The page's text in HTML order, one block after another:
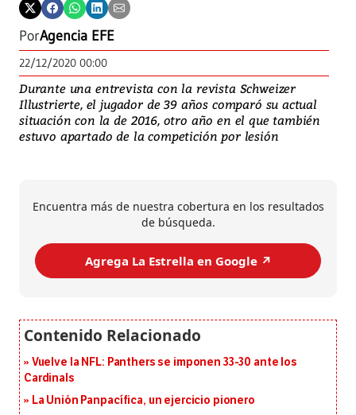
PorAgencia EFE
22/12/2020 00:00
Durante una entrevista con la revista Schweizer
Illustrierte, el jugador de 39 años comparó su actual
situación con la de 2016, otro año en el que también
estuvo apartado de la competición por lesión
Encuentra más de nuestra cobertura en los resultados
de búsqueda.
Agrega La Estrella en Google ↗️
Vuelve la NFL: Panthers se imponen 33-30 ante los
Cardinals
La Unión Panpacífica, un ejercicio pionero